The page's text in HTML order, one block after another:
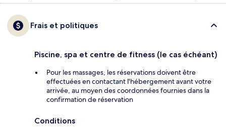
Frais et politiques
Piscine, spa et centre de fitness (le cas échéant)
Pour les massages, les réservations doivent être
effectuées en contactant l'hébergement avant votre
arrivée, au moyen des coordonnées fournies dans la
confirmation de réservation
Conditions